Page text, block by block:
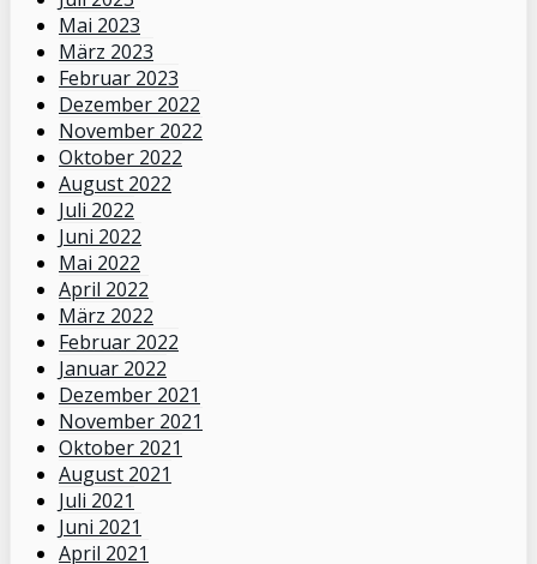
Mai 2023
März 2023
Februar 2023
Dezember 2022
November 2022
Oktober 2022
August 2022
Juli 2022
Juni 2022
Mai 2022
April 2022
März 2022
Februar 2022
Januar 2022
Dezember 2021
November 2021
Oktober 2021
August 2021
Juli 2021
Juni 2021
April 2021